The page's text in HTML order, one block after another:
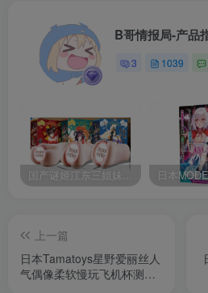
B哥情报局-产品指
3 1039 0
国产谜姬江东三姐妹国潮飞机杯低中高刺激度全覆盖飞机杯测评报告
上一篇
日本Tamatoys星野爱丽丝人
气偶像柔软慢玩飞机杯测评